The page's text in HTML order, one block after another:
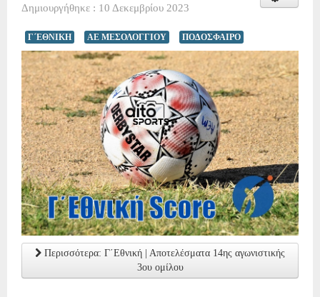
Δημιουργήθηκε : 10 Δεκεμβρίου 2023
Γ΄ΕΘΝΙΚΗ ΑΕ ΜΕΣΟΛΟΓΓΙΟΥ ΠΟΔΟΣΦΑΙΡΟ
Περισσότερα: Γ΄Εθνική | Αποτελέσματα 14ης αγωνιστικής
3ου ομίλου